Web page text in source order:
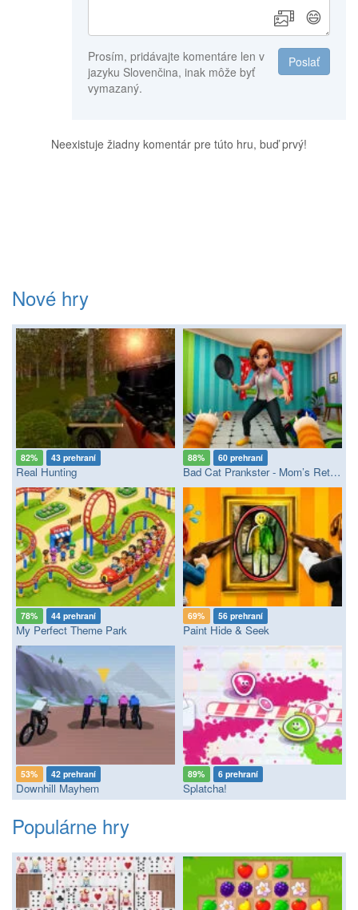
😄
Poslať
Prosím, pridávajte komentáre len v
jazyku Slovenčina, inak môže byť
vymazaný.
Neexistuje žiadny komentár pre túto hru, buď prvý!
Nové hry
82% 43 prehraní
Real Hunting
88% 60 prehraní
Bad Cat Prankster - Mom’s Return
78% 44 prehraní
My Perfect Theme Park
69% 56 prehraní
Paint Hide & Seek
53% 42 prehraní
Downhill Mayhem
89% 6 prehraní
Splatcha!
Populárne hry